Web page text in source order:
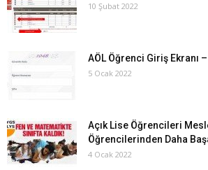
10 Şubat 2022
AÖL Öğrenci Giriş Ekranı –
5 Ocak 2022
Açık Lise Öğrencileri
Öğrencilerinden Daha
4 Ocak 2022